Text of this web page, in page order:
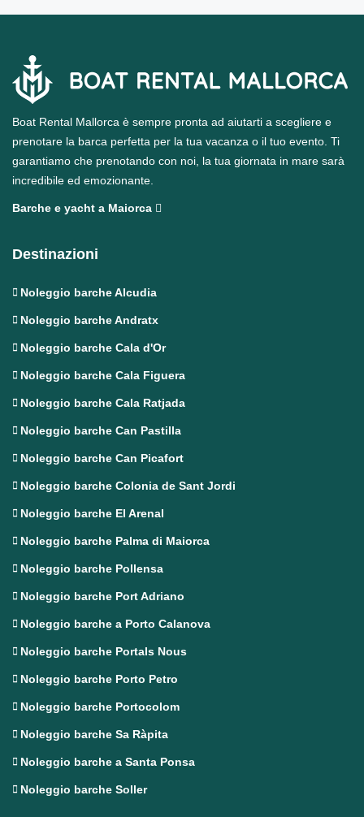
Boat Rental Mallorca è sempre pronta ad aiutarti a scegliere e
prenotare la barca perfetta per la tua vacanza o il tuo evento. Ti
garantiamo che prenotando con noi, la tua giornata in mare sarà
incredibile ed emozionante.
Barche e yacht a Maiorca
Destinazioni
Noleggio barche Alcudia
Noleggio barche Andratx
Noleggio barche Cala d'Or
Noleggio barche Cala Figuera
Noleggio barche Cala Ratjada
Noleggio barche Can Pastilla
Noleggio barche Can Picafort
Noleggio barche Colonia de Sant Jordi
Noleggio barche El Arenal
Noleggio barche Palma di Maiorca
Noleggio barche Pollensa
Noleggio barche Port Adriano
Noleggio barche a Porto Calanova
Noleggio barche Portals Nous
Noleggio barche Porto Petro
Noleggio barche Portocolom
Noleggio barche Sa Ràpita
Noleggio barche a Santa Ponsa
Noleggio barche Soller